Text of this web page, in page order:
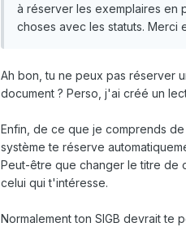
à réserver les exemplaires en
choses avec les statuts. Merci
Ah bon, tu ne peux pas réserver
document ? Perso, j'ai créé un
Enfin, de ce que je comprends
système te réserve
Peut-être que changer le titre de
celui qui t'intéresse.
Normalement ton SIGB devrait te